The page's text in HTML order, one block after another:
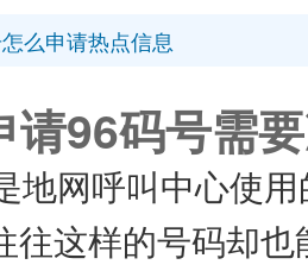
么申请热点信息
请96码号需
地网呼叫中心使
往这样的号码却